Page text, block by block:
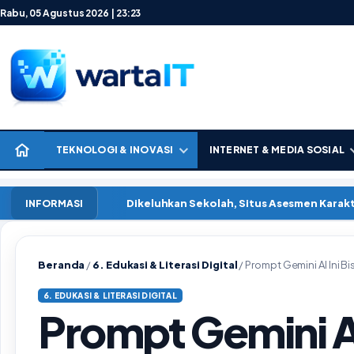
Lewati ke konten
Rabu, 05 Agustus 2026 | 23:23
TEKNOLOGI & INOVASI INTERNET & MEDIA SOSIAL
INFORMASI Dikeluhkan Sekolah, Situs Asesmen
Beranda /6. Edukasi & Literasi Digital/Prompt Gemini AI Ini
6. EDUKASI & LITERASI DIGITAL
Prompt Gemini